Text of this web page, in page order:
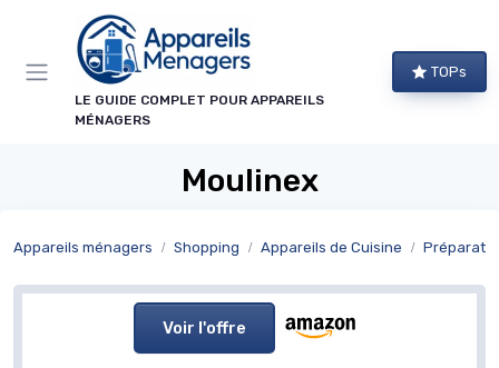
LE GUIDE COMPLET POUR APPAREILS
MÉNAGERS
TOPs
Moulinex
Appareils ménagers Shopping Appareils de Cuisine
Voir l'offre
Panneau de gestion des cookies